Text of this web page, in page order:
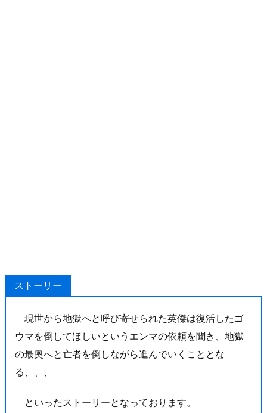
ストーリー
現世から地獄へと呼び寄せられた英傑は復活したゴ
ウマを倒してほしいというエンマの依頼を聞き、地獄
の最奥へと亡者を倒しながら進んでいくこととな
る、、、
といったストーリーとなっております。